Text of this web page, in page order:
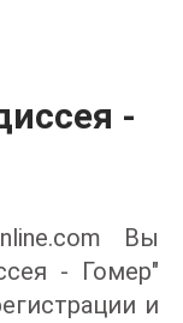
-
Вы
- Гомер"
и